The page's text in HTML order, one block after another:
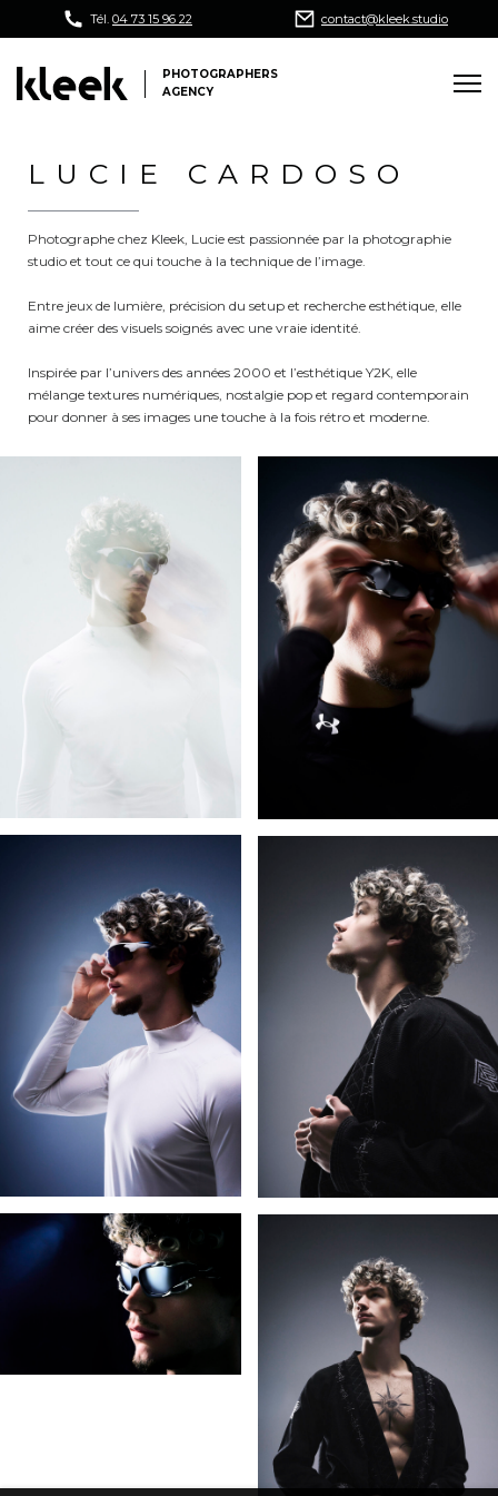
Tél. 04 73 15 96 22 contact@kleek.studio
PHOTOGRAPHERS
AGENCY
LUCIE CARDOSO
Photographe chez Kleek, Lucie est passionnée par la photographie
studio et tout ce qui touche à la technique de l’image.
Entre jeux de lumière, précision du setup et recherche esthétique, elle
aime créer des visuels soignés avec une vraie identité.
Inspirée par l’univers des années 2000 et l’esthétique Y2K, elle
mélange textures numériques, nostalgie pop et regard contemporain
pour donner à ses images une touche à la fois rétro et moderne.